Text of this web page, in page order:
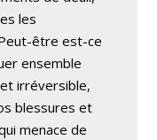
les
être est-ce
ensemble
irréversible,
blessures et
menace de